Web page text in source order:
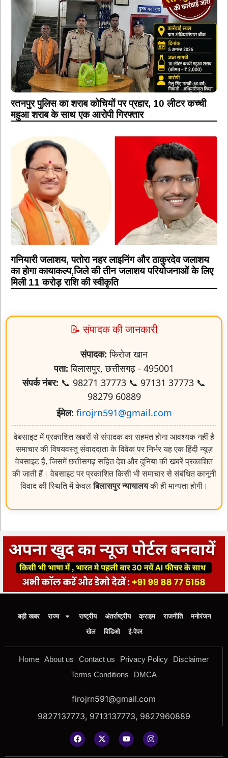
रतनपुर पुलिस का शराब कोचियों पर प्रहार, 10 लीटर कच्ची
महुआ शराब के साथ एक आरोपी गिरफ्तार
गनियारी जलाशय, पतोरा नहर लाइनिंग और ठाकुरदेव जलाशय
का होगा कायाकल्प,जिले की तीन जलाशय परियोजनाओं के लिए
मिली 11 करोड़ राशि की स्वीकृति
📝 संपादक की जानकारी
संपादक: फिरोज खान
पता: बिलासपुर, छत्तीसगढ़ - 495001
संपर्क नंबर: 📞 98271 37773 📞 97131 37773 📞
98279 60889
ईमेल: firojrn591@gmail.com
वेबसाइट में प्रकाशित खबरों से संपादक का सहमत होना आवश्यक नहीं है
समाचार की विषयवस्तु संवाददाता के विवेक पर निर्भर यह एक हिंदी न्यूज़
वेबसाइट है, जिसमें छत्तीसगढ़ सहित देश और दुनिया की खबरें प्रकाशित
की जाती हैं। वेबसाइट पर प्रकाशित किसी भी समाचार से संबंधित कानूनी
विवाद की स्थिति में केवलबिलासपुर न्यायालयकी ही मान्यता होगी।
बड़ी खबर राज्य राष्ट्रीय अंतर्राष्ट्रीय क्राइम राजनीति
मनोरंजन
खेल
विडिओ ई-पेपर
Home About us Contact us Privacy Policy
Disclaimer
Terms Conditions
DMCA
firojrn591@gmail.com
9827137773, 9713137773, 9827960889